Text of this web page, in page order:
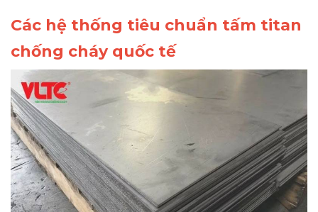
Các hệ thống tiêu chuẩn tấm titan
chống cháy quốc tế